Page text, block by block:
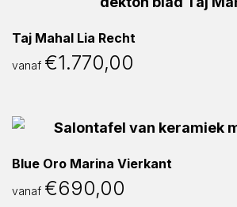
Taj Mahal Lia Recht
vanaf €1.770,00
Blue Oro Marina Vierkant
vanaf €690,00